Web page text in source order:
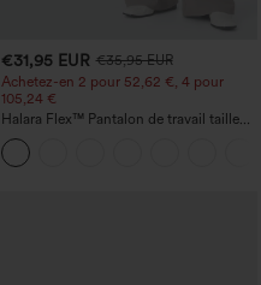
€31,95 EUR €35,95 EUR
Achetez-en 2 pour 52,62 €, 4 pour
105,24 €
Halara Flex™ Pantalon de travail taille
haute sculptant la silhouette, gainant la
taille, avec poches, jambe large en
micro-gaufre